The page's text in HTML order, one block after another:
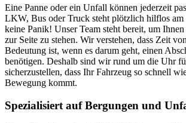
Eine Panne oder ein Unfall können jederzeit
LKW, Bus oder Truck steht plötzlich hilflos am
keine Panik! Unser Team steht bereit, um
zur Seite zu stehen. Wir verstehen, dass Zeit
Bedeutung ist, wenn es darum geht, einen
benötigen. Deshalb sind wir rund um die Uhr
sicherzustellen, dass Ihr Fahrzeug so schnell
Bewegung kommt.
Spezialisiert auf Bergungen und